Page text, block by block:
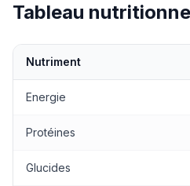
Tableau
Nutriment
Energie
Protéines
Glucides